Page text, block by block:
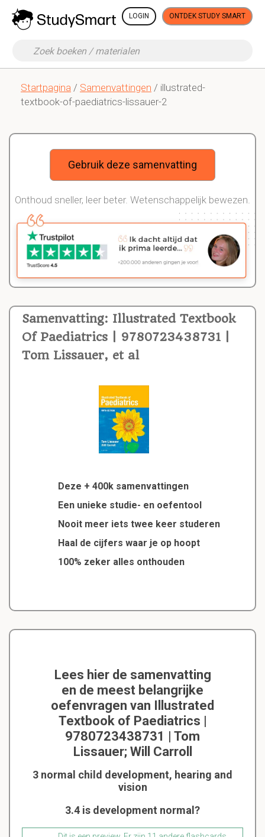
LOGIN ONTDEK STUDY SMART
Startpagina / Samenvattingen / illustrated-
textbook-of-paediatrics-lissauer-2
Samenvatting: Illustrated Textbook
Of Paediatrics | 9780723438731 |
Tom Lissauer, et al
Deze + 400k samenvattingen
Een unieke studie- en oefentool
Nooit meer iets twee keer studeren
Haal de cijfers waar je op hoopt
100% zeker alles onthouden
Gebruik deze samenvatting
Onthoud sneller, leer beter. Wetenschappelijk bewezen.
Lees hier de samenvatting
en de meest belangrijke
oefenvragen van Illustrated
Textbook of Paediatrics |
9780723438731 | Tom
Lissauer; Will Carroll
3 normal child development, hearing and
vision
3.4 is development normal?